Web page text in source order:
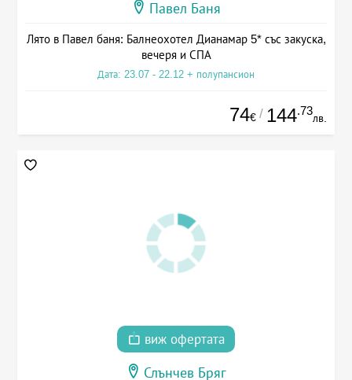
Павел Баня
Лято в Павел баня: Балнеохотел Дианамар 5* със закуска,
вечеря и СПА
Дата: 23.07 - 22.12 + полупансион
74€ / 144.73
лв.
виж офертата
Слънчев Бряг